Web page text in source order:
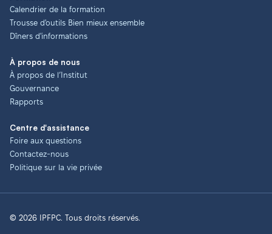
Calendrier de la formation
Trousse d'outils Bien mieux ensemble
Dîners d'informations
À propos de nous
À propos de l’Institut
Gouvernance
Rapports
Centre d'assistance
Foire aux questions
Contactez-nous
Politique sur la vie privée
© 2026 IPFPC. Tous droits réservés.